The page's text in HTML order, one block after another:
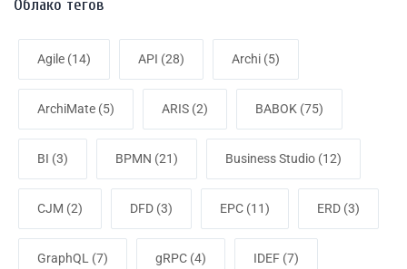
Облако тегов
Agile (14) API (28) Archi (5)
ArchiMate (5) ARIS (2) BABOK (75)
BI (3) BPMN (21) Business Studio (12)
CJM (2) DFD (3) EPC (11) ERD (3)
GraphQL (7) gRPC (4) IDEF (7)